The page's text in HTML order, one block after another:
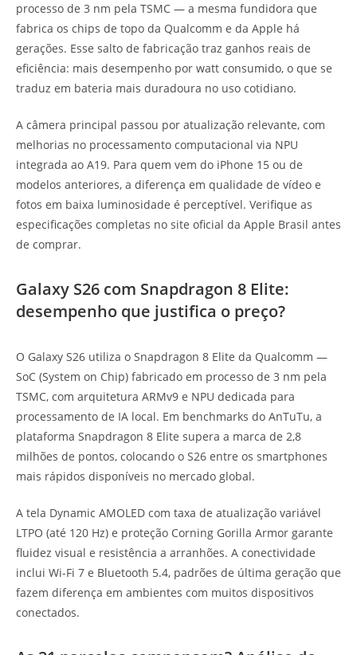
processo de 3 nm pela TSMC — a mesma fundidora que
fabrica os chips de topo da Qualcomm e da Apple há
gerações. Esse salto de fabricação traz ganhos reais de
eficiência: mais desempenho por watt consumido, o que se
traduz em bateria mais duradoura no uso cotidiano.
A câmera principal passou por atualização relevante, com
melhorias no processamento computacional via NPU
integrada ao A19. Para quem vem do iPhone 15 ou de
modelos anteriores, a diferença em qualidade de vídeo e
fotos em baixa luminosidade é perceptível. Verifique as
especificações completas no site oficial da Apple Brasil antes
de comprar.
Galaxy S26 com Snapdragon 8 Elite:
desempenho que justifica o preço?
O Galaxy S26 utiliza o Snapdragon 8 Elite da Qualcomm —
SoC (System on Chip) fabricado em processo de 3 nm pela
TSMC, com arquitetura ARMv9 e NPU dedicada para
processamento de IA local. Em benchmarks do AnTuTu, a
plataforma Snapdragon 8 Elite supera a marca de 2,8
milhões de pontos, colocando o S26 entre os smartphones
mais rápidos disponíveis no mercado global.
A tela Dynamic AMOLED com taxa de atualização variável
LTPO (até 120 Hz) e proteção Corning Gorilla Armor garante
fluidez visual e resistência a arranhões. A conectividade
inclui Wi-Fi 7 e Bluetooth 5.4, padrões de última geração que
fazem diferença em ambientes com muitos dispositivos
conectados.